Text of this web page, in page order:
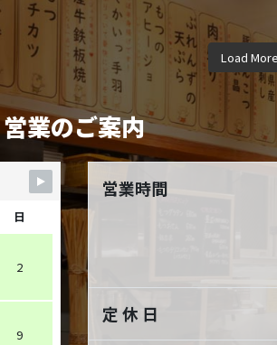
motsuyakiyuuki
4月 9
3
motsuyakiyuuki
12月 8
motsuyakiyuuki
10月 5
9
Load
営業のご案内
日
2
9
営業時間
定 休 日